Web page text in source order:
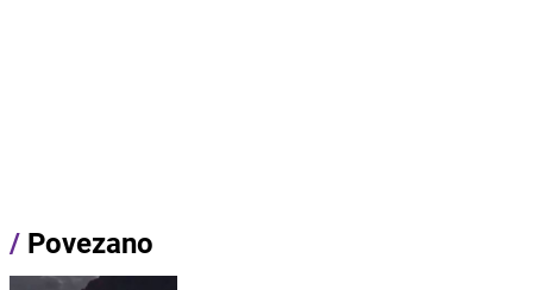
/ Povezano